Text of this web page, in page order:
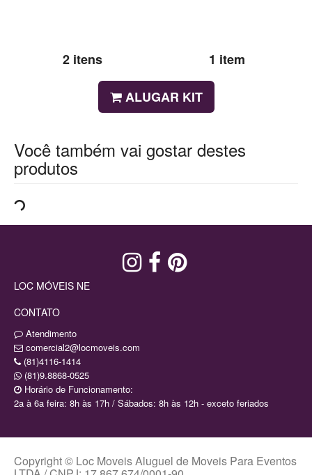
2 itens 1 item
ALUGAR KIT
Você também vai gostar destes
produtos
LOC MÓVEIS NE
CONTATO
Atendimento
comercial2@locmoveis.com
(81)4116-1414
(81)9.8868-0525
Horário de Funcionamento:
2a à 6a feira: 8h às 17h / Sábados: 8h às 12h - exceto feriados
Copyright © Loc Moveis Aluguel de Moveis Para Eventos